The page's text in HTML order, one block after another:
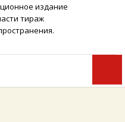
издание
тираж